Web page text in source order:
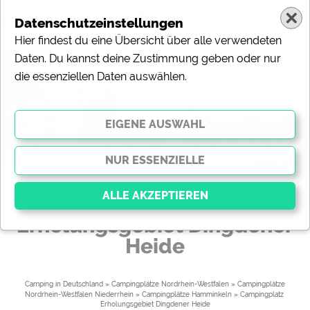
Campingplatz am See
(c) Dingdener Heide
Erholungsgebiet Dingdener
Heide
Camping in Deutschland » Campingplätze Nordrhein-Westfalen » Campingplätze
Nordrhein-Westfalen Niederrhein» Campingplätze Hamminkeln » Campingplatz
Erholungsgebiet Dingdener Heide
Datenschutzeinstellungen
Hier findest du eine Übersicht über alle verwendeten
Daten. Du kannst deine Zustimmung geben oder nur
die essenziellen Daten auswählen.
Website dringend erforderlich. Ohne diese Cookies
werden Teile der Websitenicht funktionieren